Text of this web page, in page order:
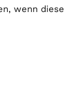
wenn diese